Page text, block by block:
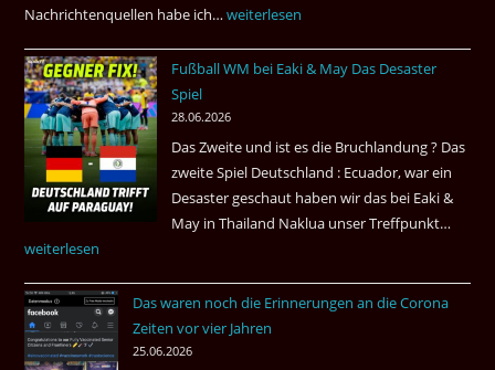
Nachrichtenquellen habe ich…Erdbeben
Venezuela
weiterlesen
Fußball WM bei Eaki & May Das Desaster
Spiel
28.06.2026
Das Zweite und ist es die Bruchlandung ? Das
zweite Spiel Deutschland : Ecuador, war ein
Desaster geschaut haben wir das bei Eaki &
May in Thailand Naklua unser Treffpunkt…
bei
weiterlesen
Das waren noch die Erinnerungen an die Corona
Zeiten vor vier Jahren
25.06.2026